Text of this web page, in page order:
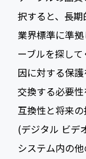
択すると、長期
業界標準に準
ーブルを探し
因に対する保
交換する必要性
互換性と将来
(デジタル ビデ
システム内の